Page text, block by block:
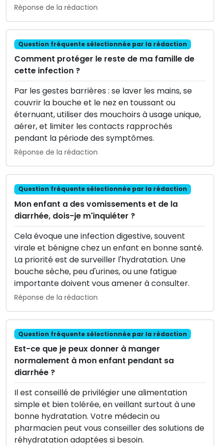
Réponse de la rédaction
Question fréquente sélectionnée par la rédaction
Comment protéger le reste de ma famille de
cette infection ?
Par les gestes barrières : se laver les mains, se
couvrir la bouche et le nez en toussant ou
éternuant, utiliser des mouchoirs à usage unique,
aérer, et limiter les contacts rapprochés
pendant la période des symptômes.
Réponse de la rédaction
Question fréquente sélectionnée par la rédaction
Mon enfant a des vomissements et de la
diarrhée, dois-je m'inquiéter ?
Cela évoque une infection digestive, souvent
virale et bénigne chez un enfant en bonne santé.
La priorité est de surveiller l'hydratation. Une
bouche sèche, peu d'urines, ou une fatigue
importante doivent vous amener à consulter.
Réponse de la rédaction
Question fréquente sélectionnée par la rédaction
Est-ce que je peux donner à manger
normalement à mon enfant pendant sa
diarrhée ?
Il est conseillé de privilégier une alimentation
simple et bien tolérée, en veillant surtout à une
bonne hydratation. Votre médecin ou
pharmacien peut vous conseiller des solutions de
réhydratation adaptées si besoin.